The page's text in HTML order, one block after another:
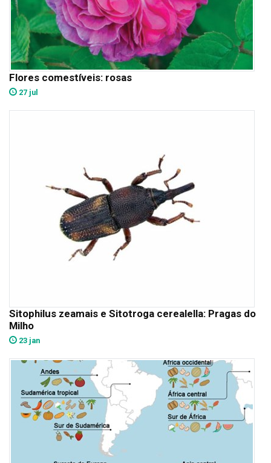
Flores comestíveis: rosas
27 jul
Sitophilus zeamais e Sitotroga cerealella: Pragas do
Milho
23 jan